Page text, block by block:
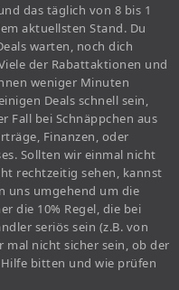
das täglich von 8 bis 1
aktuellsten Stand. Du
warten, noch dich
der Rabattaktionen und
weniger Minuten
Deals schnell sein,
Fall bei Schnäppchen aus
Finanzen, oder
Sollten wir einmal nicht
rechtzeitig sehen, kannst
uns umgehend um die
die 10% Regel, die bei
seriös sein (z.B. von
mal nicht sicher sein, ob der
bitten und wie prüfen